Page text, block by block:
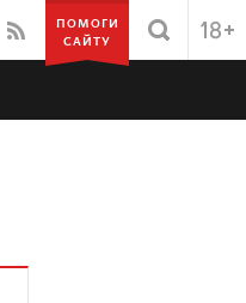
ПОМОГИ
САЙТУ